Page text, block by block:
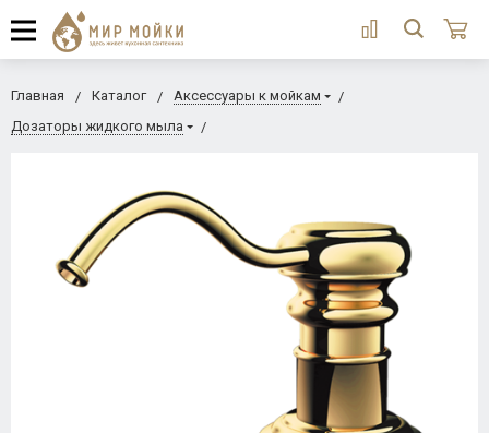
Главная Каталог
Аксессуары к мойкам
Дозаторы жидкого мыла